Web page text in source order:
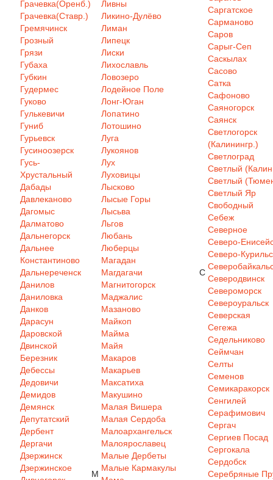
Грачевка(Оренб.)
Грачевка(Ставр.)
Гремячинск
Грозный
Грязи
Губаха
Губкин
Гудермес
Гуково
Гулькевичи
Гуниб
Гурьевск
Гусиноозерск
Гусь-
Хрустальный
Дабады
Давлеканово
Дагомыс
Далматово
Дальнегорск
Дальнее
Константиново
Дальнереченск
Данилов
Даниловка
Данков
Дарасун
Даровской
Двинской
Березник
Дебессы
Дедовичи
Демидов
Демянск
Депутатский
Дербент
Дергачи
Дзержинск
Дзержинское
Ливны
Ликино-Дулёво
Лиман
Липецк
Лиски
Лихославль
Ловозеро
Лодейное Поле
Лонг-Юган
Лопатино
Лотошино
Луга
Лукоянов
Лух
Луховицы
Лысково
Лысые Горы
Лысьва
Льгов
Любань
Люберцы
М
Магадан
Магдагачи
Магнитогорск
Маджалис
Мазаново
Майкоп
Майма
Майя
Макаров
Макарьев
Максатиха
Макушино
Малая Вишера
Малая Сердоба
Малоархангельск
Малоярославец
Малые Дербеты
Малые Кармакулы
С
Саргатское
Сарманово
Саров
Сарыг-Сеп
Саскылах
Сасово
Сатка
Сафоново
Саяногорск
Саянск
Светлогорск
(Калинингр.)
Светлоград
Светлый
Светлый
Светлый Яр
Свободный
Себеж
Северное
Северо-
Северо-
Северодвинск
Североморск
Североуральск
Северская
Сегежа
Седельниково
Сеймчан
Селты
Семенов
Семикаракорск
Сенгилей
Серафимович
Сергач
Сергиев Посад
Сергокала
Сердобск
Серебряные